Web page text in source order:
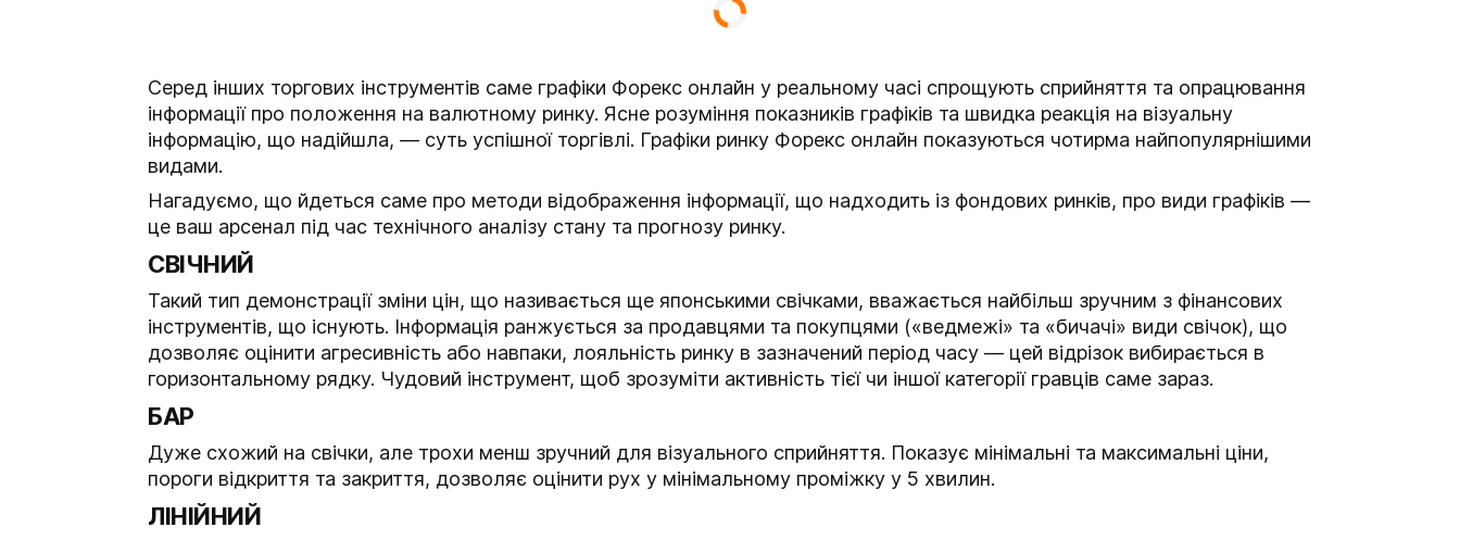
Серед інших торгових інструментів саме графіки Форекс онлайн у реальному часі спрощують сприйняття та опрацювання
інформації про положення на валютному ринку. Ясне розуміння показників графіків та швидка реакція на візуальну
інформацію, що надійшла, — суть успішної торгівлі. Графіки ринку Форекс онлайн показуються чотирма найпопулярнішими
видами.
Нагадуємо, що йдеться саме про методи відображення інформації, що надходить із фондових ринків, про види графіків —
це ваш арсенал під час технічного аналізу стану та прогнозу ринку.
СВІЧНИЙ
Такий тип демонстрації зміни цін, що називається ще японськими свічками, вважається найбільш зручним з фінансових
інструментів, що існують. Інформація ранжується за продавцями та покупцями («ведмежі» та «бичачі» види свічок), що
дозволяє оцінити агресивність або навпаки, лояльність ринку в зазначений період часу — цей відрізок вибирається в
горизонтальному рядку. Чудовий інструмент, щоб зрозуміти активність тієї чи іншої категорії гравців саме зараз.
БАР
Дуже схожий на свічки, але трохи менш зручний для візуального сприйняття. Показує мінімальні та максимальні ціни,
пороги відкриття та закриття, дозволяє оцінити рух у мінімальному проміжку у 5 хвилин.
ЛІНІЙНИЙ